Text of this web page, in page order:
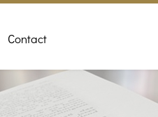
Contact
Panier
Se connecter